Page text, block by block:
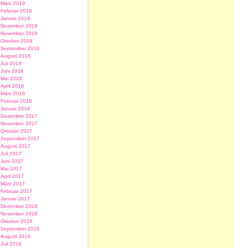
März 2019
Februar 2019
Januar 2019
Dezember 2018
November 2018
Oktober 2018
September 2018
August 2018
Juli 2018
Juni 2018
Mai 2018
April 2018
März 2018
Februar 2018
Januar 2018
Dezember 2017
November 2017
Oktober 2017
September 2017
August 2017
Juli 2017
Juni 2017
Mai 2017
April 2017
März 2017
Februar 2017
Januar 2017
Dezember 2016
November 2016
Oktober 2016
September 2016
August 2016
Juli 2016